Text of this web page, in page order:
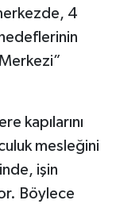
4
kapılarını
mesleğini
işin
Böylece